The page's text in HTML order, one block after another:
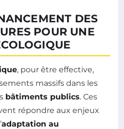
DES
POUR UNE
, pour être effective,
massifs dans les
bâtiments publics. Ces
répondre aux enjeux
adaptation au